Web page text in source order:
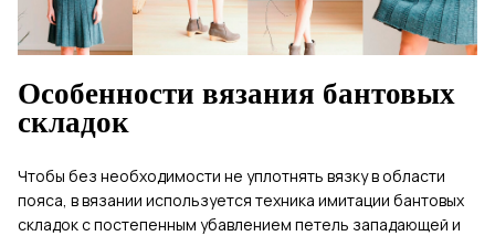
Особенности вязания бантовых
складок
Чтобы без необходимости не уплотнять вязку в области
пояса, в вязании используется техника имитации бантовых
складок с постепенным убавлением петель западающей и